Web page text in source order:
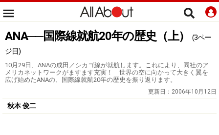
ANA──国際線就航20年の歴史（上）
(3ペー
ジ目)
10月29日、ANAの成田／シカゴ線が就航します。これにより、同社のア
メリカネットワークがますます充実！ 世界の空に向かって大きく翼を
広げ始めたANAの、国際線就航20年の歴史を振り返ります。
更新日： 2006年10月12日
秋本 俊二